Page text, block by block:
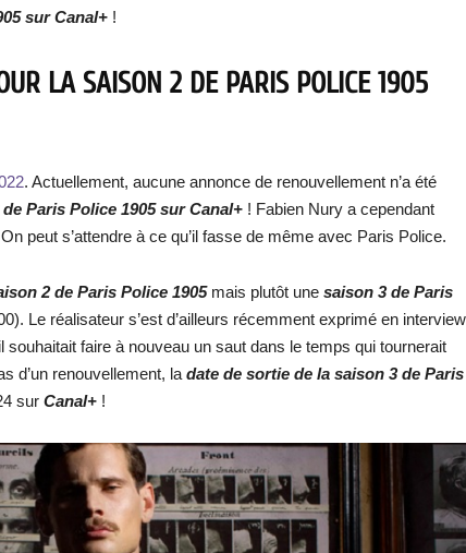
sur Canal+ !
LA SAISON 2 DE PARIS POLICE 1905
. Actuellement, aucune annonce de renouvellement n’a été
Paris Police 1905 sur Canal+ ! Fabien Nury a cependant
peut s’attendre à ce qu’il fasse de même avec Paris Police.
2 de Paris Police 1905mais plutôt une saison 3 de Paris
Le réalisateur s’est d’ailleurs récemment exprimé en interview
souhaitait faire à nouveau un saut dans le temps qui tournerait
d’un renouvellement, la date de sortie de la saison 3 de Paris
sur Canal+ !